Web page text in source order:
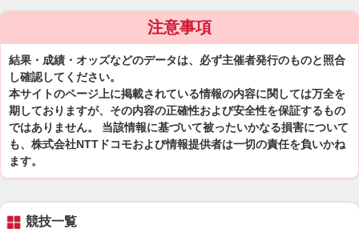
注意事項
結果・成績・オッズなどのデータは、必ず主催者発行のものと照合
し確認してください。
本サイトのページ上に掲載されている情報の内容に関しては万全を
期しておりますが、その内容の正確性および安全性を保証するもの
ではありません。 当該情報に基づいて被ったいかなる損害について
も、株式会社NTTドコモおよび情報提供者は一切の責任を負いかね
ます。
競技一覧